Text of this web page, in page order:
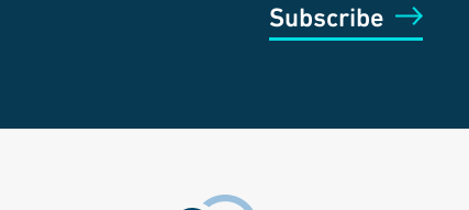
Subscribe